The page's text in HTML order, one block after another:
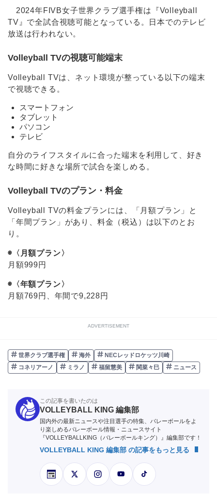
2024年FIVB女子世界クラブ選手権は『Volleyball
TV』で全試合視聴可能となっている。日本でのテレビ
放送は行われない。
Volleyball TVの視聴可能端末
Volleyball TVは、ネット環境が整っている以下の端末
で視聴できる。
スマートフォン
タブレット
パソコン
テレビ
自分のライフスタイルに合った端末を利用して、好き
な時間に好きな場所で試合を楽しめる。
Volleyball TVのプラン・料金
Volleyball TVの料金プランには、「月額プラン」と
「年間プラン」があり、料金（税込）は以下のとお
り。
◉〈月額プラン〉
月額999円
◉〈年額プラン〉
月額769円、年間で9,228円
ADVERTISEMENT
世界クラブ選手権 海外
NECレッドロケッツ川崎
コネリアーノ
ミラノ 福留慧美 関菜々巳 ニュース
この記事を書いたのは
VOLLEYBALL KING 編集部
国内外の最新ニュースや注目選手の特集、バレーボールをよ
り楽しめるバレーボール情報・ニュースサイト
『VOLLEYBALLKING（バレーボールキング）』編集部です！
VOLLEYBALL KING 編集部 の記事をもっと見る